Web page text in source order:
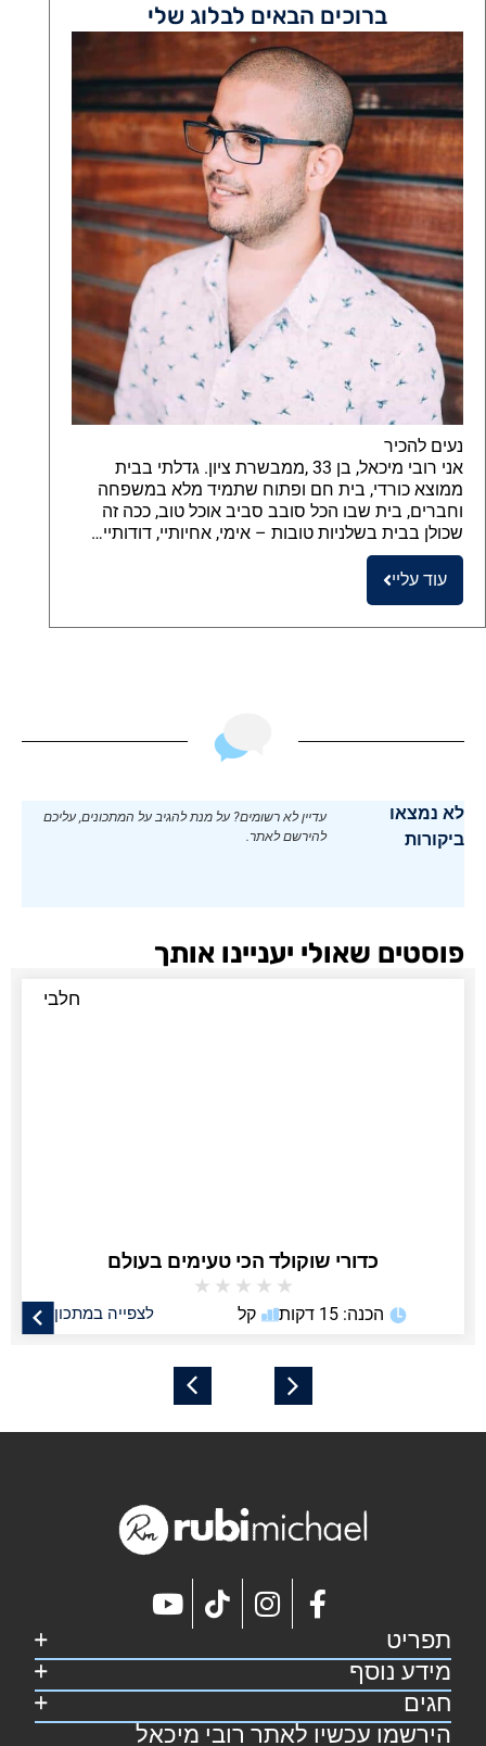
ברוכים הבאים לבלוג שלי
נעים להכיר
אני רובי מיכאל, בן 33 ,ממבשרת ציון. גדלתי בבית
ממוצא כורדי, בית חם ופתוח שתמיד מלא במשפחה
וחברים, בית שבו הכל סובב סביב אוכל טוב, ככה זה
שכולן בבית בשלניות טובות – אימי, אחיותיי, דודותיי…
עוד עליי
לא נמצאו
ביקורות
עדיין לא רשומים? על מנת להגיב על המתכונים, עליכם
להירשם לאתר.
פוסטים שאולי יעניינו אותך
חלבי
כדורי שוקולד הכי טעימים בעולם
★
★
★
★
★
לצפייה במתכון הכנה: 15 דקות קל
תפריט
דף הבית
קצת על רובי
מתכונים
מידע נוסף
מפת אתר
הצהרת נגישות
חגים
סוכות
הירשמו עכשיו לאתר רובי מיכאל